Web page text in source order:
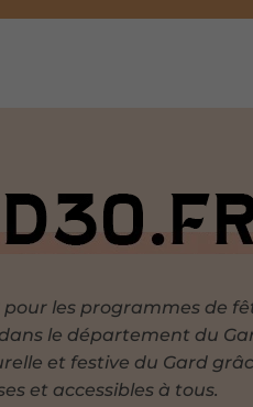
les programmes de
le département du
et festive du Gard
et accessibles à tous.